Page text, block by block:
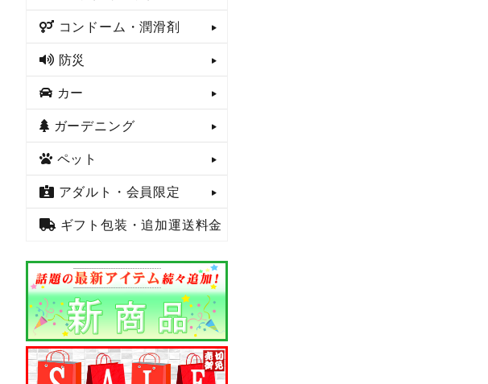
コンドーム・潤滑剤
防災
カー
ガーデニング
ペット
アダルト・会員限定
ギフト包装・追加運送料金